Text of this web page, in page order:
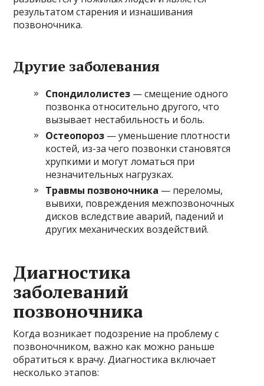
результатом старения и изнашивания
позвоночника.
Другие заболевания
Спондилолистез — смещение одного
позвонка относительно другого, что
вызывает нестабильность и боль.
Остеопороз — уменьшение плотности
костей, из-за чего позвонки становятся
хрупкими и могут ломаться при
незначительных нагрузках.
Травмы позвоночника — переломы,
вывихи, повреждения межпозвоночных
дисков вследствие аварий, падений и
других механических воздействий.
Диагностика
заболеваний
позвоночника
Когда возникает подозрение на проблему с
позвоночником, важно как можно раньше
обратиться к врачу. Диагностика включает
несколько этапов: